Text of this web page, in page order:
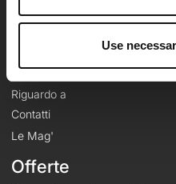
Use
OpenRunner
Riguardo a
Contatti
Le Mag'
Offerte